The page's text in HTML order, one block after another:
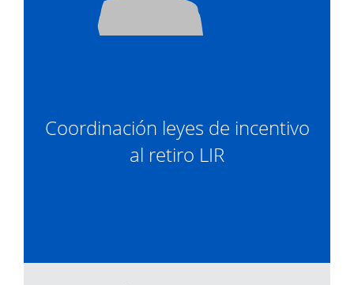
Coordinación leyes de incentivo
al retiro LIR